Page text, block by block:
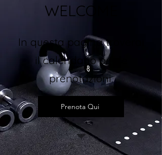
WELCOME
In questa pagina troverai
il calendario per le
prenotazioni.
Prenota Qui